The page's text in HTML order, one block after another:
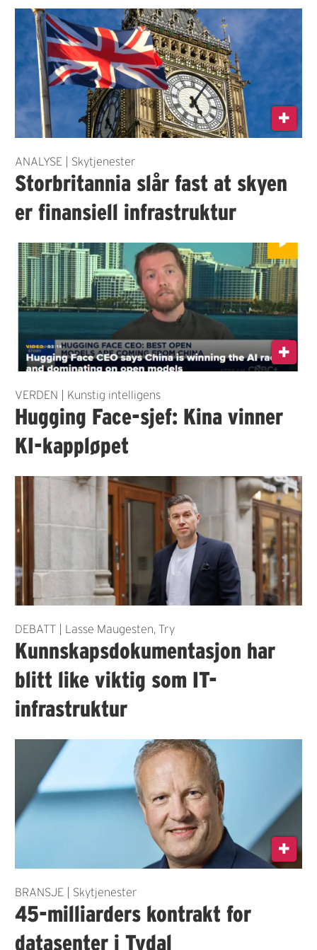
ANALYSE | Skytjenester
Storbritannia slår fast at skyen
er finansiell infrastruktur
VERDEN | Kunstig intelligens
Hugging Face-sjef: Kina vinner
KI-kappløpet
DEBATT | Lasse Maugesten, Try
Kunnskapsdokumentasjon har
blitt like viktig som IT-
infrastruktur
BRANSJE | Skytjenester
45-milliarders kontrakt for
datasenter i Tydal